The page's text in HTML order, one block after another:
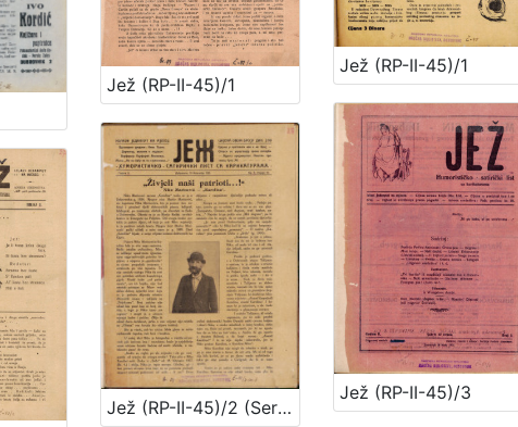
Jež (RP-II-45)/1
Jež (RP-II-45)/1
Jež (RP-II-45)/2 (Serija II)
Jež (RP-II-45)/3